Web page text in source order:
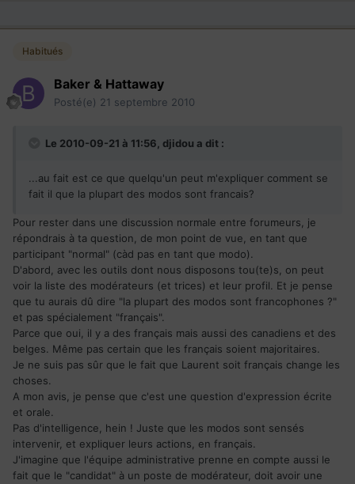
Habitués
Baker & Hattaway
Posté(e) 21 septembre 2010
Le 2010-09-21 à 11:56, djidou a dit :
...au fait est ce que quelqu'un peut m'expliquer comment se
fait il que la plupart des modos sont francais?
Pour rester dans une discussion normale entre forumeurs, je
répondrais à ta question, de mon point de vue, en tant que
participant "normal" (càd pas en tant que modo).
D'abord, avec les outils dont nous disposons tou(te)s, on peut
voir la liste des modérateurs (et trices) et leur profil. Et je pense
que tu aurais dû dire "la plupart des modos sont francophones ?"
et pas spécialement "français".
Parce que oui, il y a des français mais aussi des canadiens et des
belges. Même pas certain que les français soient majoritaires.
Je ne suis pas sûr que le fait que Laurent soit français change les
choses.
A mon avis, je pense que c'est une question d'expression écrite
et orale.
Pas d'intelligence, hein ! Juste que les modos sont sensés
intervenir, et expliquer leurs actions, en français.
J'imagine que l'équipe administrative prenne en compte aussi le
fait que le "candidat" à un poste de modérateur, doit avoir une